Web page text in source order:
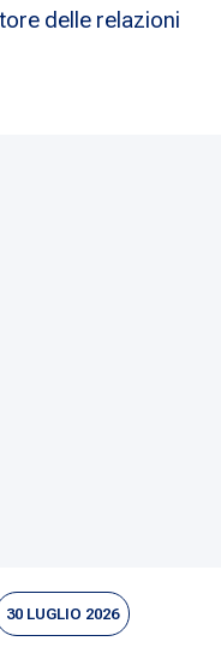
delle relazioni
30 LUGLIO 2026